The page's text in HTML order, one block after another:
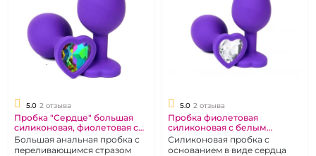
5.0 2 отзыва
Пробка "Сердце" большая
силиконовая, фиолетовая с
кристаллом Хамелеон
Большая анальная пробка с
переливающимся стразом
5.0 2 отзыва
Пробка фиолетовая
силиконовая с белым
кристаллом Сердце
"Ювелир"
Силиконовая пробка с
основанием в виде сердца